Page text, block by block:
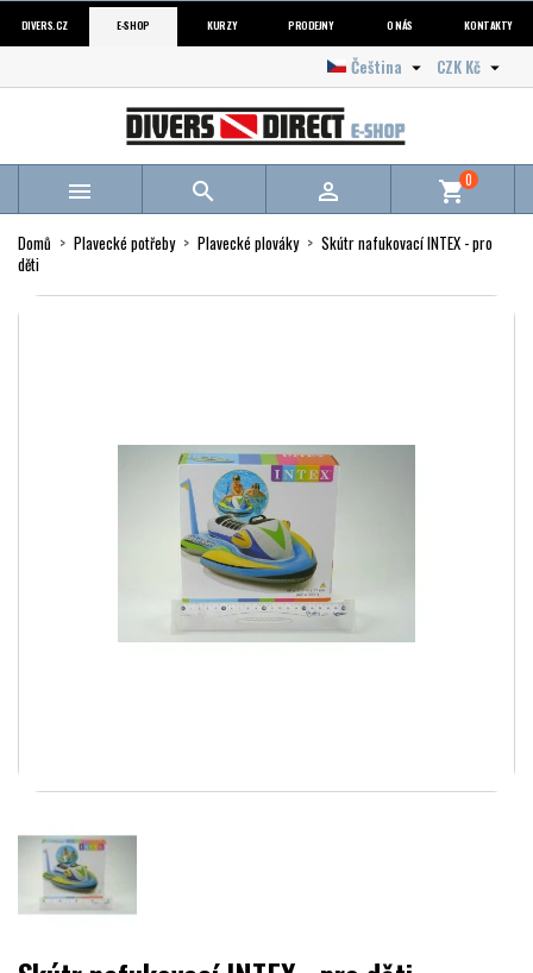
DIVERS.CZ E-SHOP KURZY PRODEJNY O NÁS KONTAKTY
CZK Kč 
Čeština 
   shopping_cart0
Domů Plavecké potřeby Plavecké plováky
Skútr nafukovací INTEX - pro
děti